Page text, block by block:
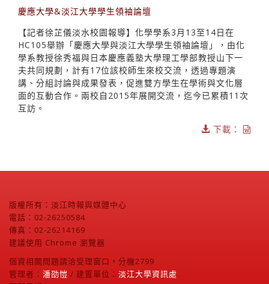
慶應大學&淡江大學學生領袖論壇
【記者徐芷儀淡水校園報導】化學學系3月13至14日在
HC105舉辦「慶應大學與淡江大學學生領袖論壇」，由化
學系教授徐秀福與日本慶應義塾大學理工學部教授山下一
夫共同規劃，計有17位該校師生來校交流，透過專題演
講、分組討論與成果發表，促進雙方學生在學術與文化層
面的互動合作。兩校自2015年展開交流，迄今已累積11次
互訪。
下載：
版權所有：淡江時報與媒體中心
電話：02-26250584
傳真：02-26214169
建議使用 Chrome 瀏覽器
個資相關問題請洽受理窗口，分機2799
管理者： 潘劭愷 / 建置單位： 淡江大學資訊處